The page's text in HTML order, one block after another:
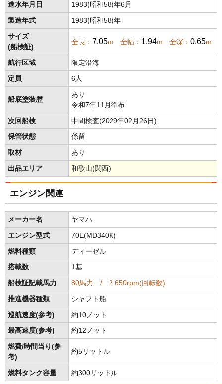
進水年月日 1983(昭和58)年6月
製造年式 1983(昭和58)年
サイズ
(船検証)
全長： 7.05m 全幅： 1.94m 全深： 0.65m
航行区域 限定沿海
定員 6人
船底塗装歴
あり
令和7年11月塗布
次回船検 中間検査(2029年02月26日)
保管状態 係留
取材 あり
出品エリア 和歌山(関西)
エンジン関連
メーカー名 ヤマハ
エンジン型式 70E(MD340K)
燃料種類 ディーゼル
搭載数 1基
船検証記載馬力 80馬力 / 2,650rpm(回転数)
推進機器種類 シャフト船
巡航速度(参考) 約10ノット
最高速度(参考) 約12ノット
燃費/時間当り(参
考)
約5リットル
燃料タンク容量 約300リットル